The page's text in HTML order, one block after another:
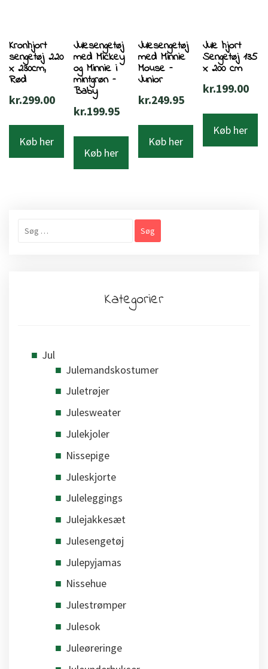
Kronhjort
sengetøj 220
x 230cm,
Rød
kr.299.00
Køb her
Julesengetøj
med Mickey
og Minnie i
mintgrøn –
Baby
kr.199.95
Køb her
Julesengetøj
med Minnie
Mouse –
Junior
kr.249.95
Køb her
Jule hjort
Sengetøj 135
x 200 cm
kr.199.00
Køb her
efter:
Kategorier
Jul
Julemandskostumer
Juletrøjer
Julesweater
Julekjoler
Nissepige
Juleskjorte
Juleleggings
Julejakkesæt
Julesengetøj
Julepyjamas
Nissehue
Julestrømper
Julesok
Juleøreringe